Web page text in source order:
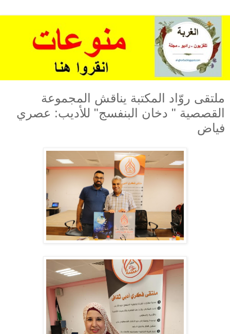
ملتقى روّاد المكتبة يناقش المجموعة
القصصية " دخان البنفسج" للأديب: عصري
فياض